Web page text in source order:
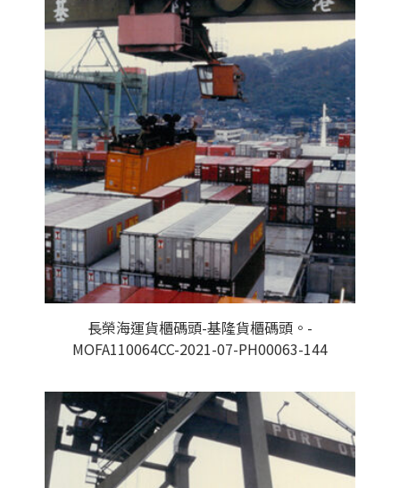
長榮海運貨櫃碼頭-基隆貨櫃碼頭。-
MOFA110064CC-2021-07-PH00063-144